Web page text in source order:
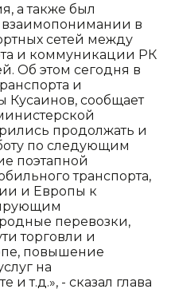
а также был
в
сетей между
и коммуникации РК
Об этом сегодня в
и
Кусаинов, сообщает
продолжать и
по следующим
поэтапной
транспорта,
и Европы к
перевозки,
торговли и
повышение
на
и т.д.», - сказал глава